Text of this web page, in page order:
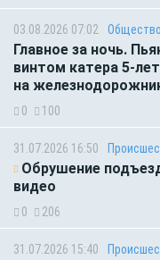
03.08.2026 07:02 Общество
Главное за ночь.
винтом катера 5-
на
0 100
31.07.2026 16:50
Обрушение
видео
0 206
31.07.2026 15:40